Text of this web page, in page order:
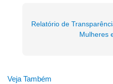
Relatório de
Mulheres
Veja Também